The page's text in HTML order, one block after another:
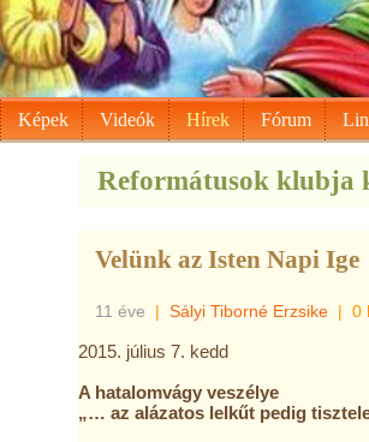
Képek Videók Hírek Fórum
Reformátusok klubja
Velünk az Isten Napi Ige
11 éve | Sályi Tiborné Erzsike | 0
2015. július 7. kedd
A hatalomvágy veszélye
„… az alázatos lelkűt pedig